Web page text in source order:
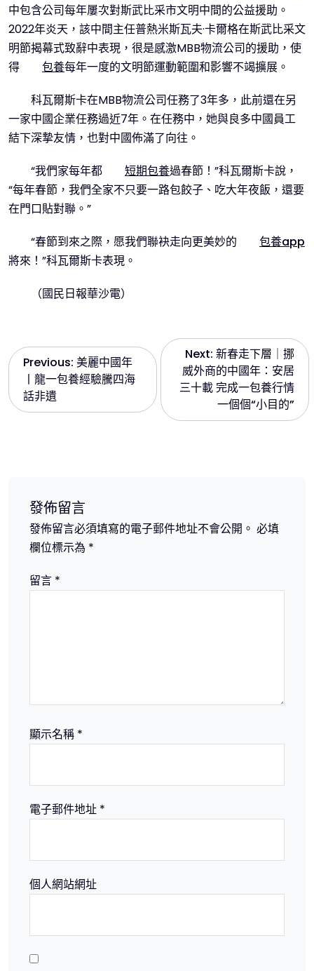
中包含公司每年屢次對斯武比采市文明中間的公益援助。
2022年炎天，該中間主任普熱米斯瓦夫·卡爾格在斯武比采文
明節揭幕式致辭中表現，很是感激MBB物流公司的援助，使
得
包養每年一度的文明節運動範圍和影響不竭擴展。
科瓦爾斯卡在MBB物流公司任務了3年多，此前還在另
一家中國企業任務過近7年。在任務中，她與良多中國員工
結下深摯友情，也對中國佈滿了向往。
“我們家每年都 短期包養過春節！”科瓦爾斯卡說，
“每年春節，我們全家不只要一路包餃子、吃大年夜飯，還要
在門口貼對聯。”
“春節到來之際，愿我們聯袂走向更美妙的
包養app
將來！”科瓦爾斯卡表現。
（國民日報華沙電）
文
章
導
Previous: 美麗中國年
丨龍一包養經驗騰四海
話非遺
Next: 新春走下層｜挪
威外商的中國年：安居
三十載 完成一包養行情
一個個“小目的”
發佈留言
發佈留言必須填寫的電子郵件地址不會公開。 必填
欄位標示為 *
留言 *
顯示名稱 *
電子郵件地址 *
個人網站網址